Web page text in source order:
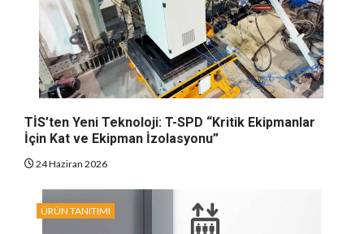
TİS’ten Yeni Teknoloji: T-SPD “Kritik Ekipmanlar
İçin Kat ve Ekipman İzolasyonu”
24 Haziran 2026
ÜRÜN TANITIMI